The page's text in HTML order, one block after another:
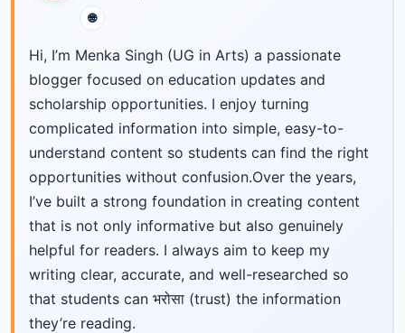
🌐
Hi, I’m Menka Singh (UG in Arts) a passionate
blogger focused on education updates and
scholarship opportunities. I enjoy turning
complicated information into simple, easy-to-
understand content so students can find the right
opportunities without confusion.Over the years,
I’ve built a strong foundation in creating content
that is not only informative but also genuinely
helpful for readers. I always aim to keep my
writing clear, accurate, and well-researched so
that students can भरोसा (trust) the information
they’re reading.